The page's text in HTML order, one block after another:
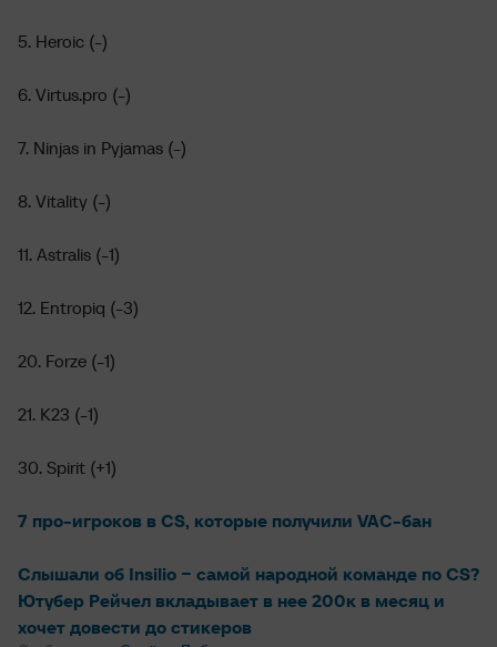
5. Heroic (-)
6. Virtus.pro (-)
7. Ninjas in Pyjamas (-)
8. Vitality (-)
11. Astralis (-1)
12. Entropiq (-3)
20. Forze (-1)
21. K23 (-1)
30. Spirit (+1)
7 про-игроков в CS, которые получили VAC-бан
Слышали об Insilio − самой народной команде по CS?
Ютубер Рейчел вкладывает в нее 200к в месяц и
хочет довести до стикеров